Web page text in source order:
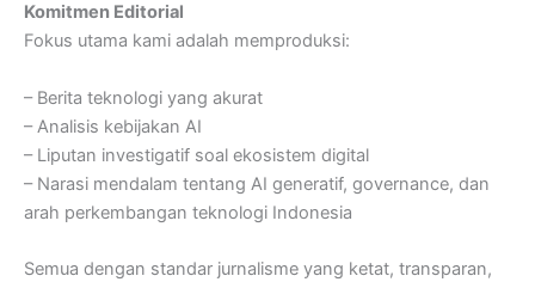
Komitmen Editorial
Fokus utama kami adalah memproduksi:
– Berita teknologi yang akurat
– Analisis kebijakan AI
– Liputan investigatif soal ekosistem digital
– Narasi mendalam tentang AI generatif, governance, dan
arah perkembangan teknologi Indonesia
Semua dengan standar jurnalisme yang ketat, transparan,